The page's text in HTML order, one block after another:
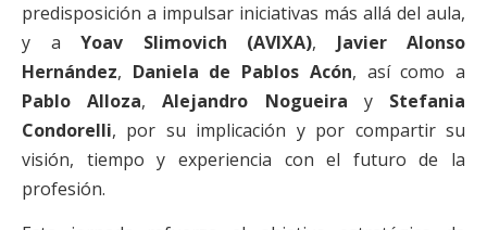
predisposición a impulsar iniciativas más allá del aula,
y a Yoav Slimovich (AVIXA), Javier Alonso
Hernández, Daniela de Pablos Acón, así como a
Pablo Alloza,Alejandro Nogueira y Stefania
Condorelli, por su implicación y por compartir su
visión, tiempo y experiencia con el futuro de la
profesión.